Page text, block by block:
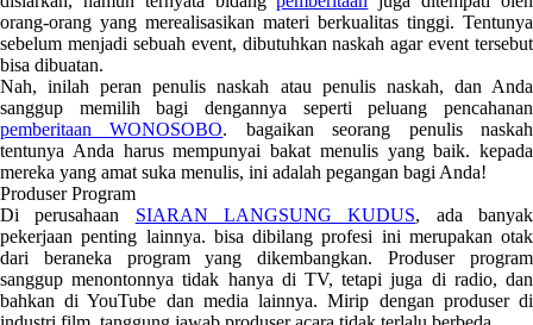
orang-orang yang merealisasikan materi berkualitas tinggi. Tentunya
sebelum menjadi sebuah event, dibutuhkan naskah agar event tersebut
bisa dibuatan.
Nah, inilah peran penulis naskah atau penulis naskah, dan Anda
sanggup memilih bagi dengannya seperti peluang pencahanan
pemberitaan WONOSOBO. bagaikan seorang penulis naskah
tentunya Anda harus mempunyai bakat menulis yang baik. kepada
mereka yang amat suka menulis, ini adalah pegangan bagi Anda!
Produser Program
Di perusahaan SIARAN LANGSUNG KUDUS, ada banyak
pekerjaan penting lainnya. bisa dibilang profesi ini merupakan otak
dari beraneka program yang dikembangkan. Produser program
sanggup menontonnya tidak hanya di TV, tetapi juga di radio, dan
bahkan di YouTube dan media lainnya. Mirip dengan produser di